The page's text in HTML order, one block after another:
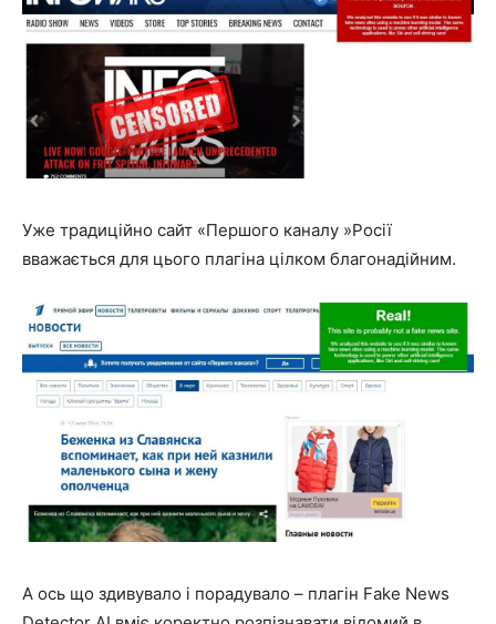
Уже традиційно сайт «Першого каналу »Росії
вважається для цього плагіна цілком благонадійним.
А ось що здивувало і порадувало – плагін Fake News